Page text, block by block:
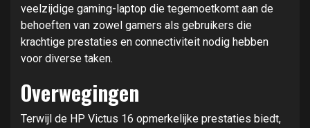
veelzijdige gaming-laptop die tegemoetkomt aan de
behoeften van zowel gamers als gebruikers die
krachtige prestaties en connectiviteit nodig hebben
voor diverse taken.
Overwegingen
Terwijl de HP Victus 16 opmerkelijke prestaties biedt,